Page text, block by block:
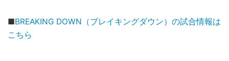
■BREAKING DOWN（ブレイキングダウン）の試合情報は
こちら